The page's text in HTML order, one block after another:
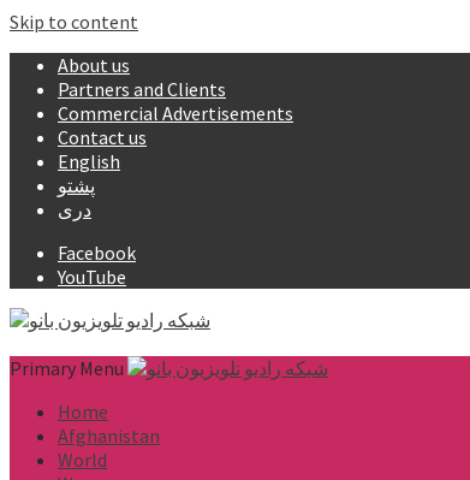
Skip to content
About us
Partners and Clients
Commercial Advertisements
Contact us
English
پشتو
دری
Facebook
YouTube
Primary Menu
Home
Afghanistan
World